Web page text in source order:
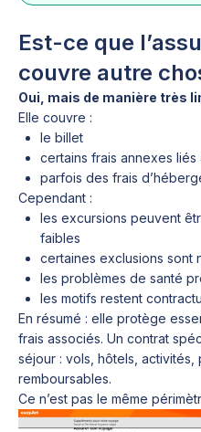
Est-ce que
couvre autre
Oui, mais de manière très
Elle couvre :
le billet
certains frais annexes
parfois des frais
Cependant :
les excursions peuvent
faibles
certaines exclusions sont
les problèmes de santé
les motifs restent
En résumé : elle protège
frais associés. Un contrat
séjour : vols, hôtels,
remboursables.
Ce n’est pas le même